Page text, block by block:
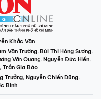
Khắc Văn
Văn Trường, Bùi Thị Hồng Sương,
Văn Quang, Nguyễn Đức Hiển,
, Trần Gia Bảo
Trưởng, Nguyễn Chiến Dũng,
Bình